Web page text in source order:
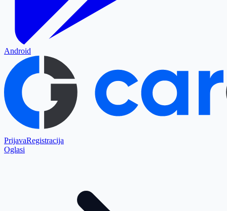
Android
PrijavaRegistracija
Oglasi